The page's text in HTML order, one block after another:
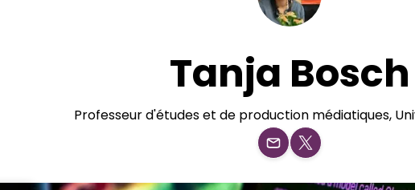
Tanja Bosch
Professeur d'études et de production médiatiques,